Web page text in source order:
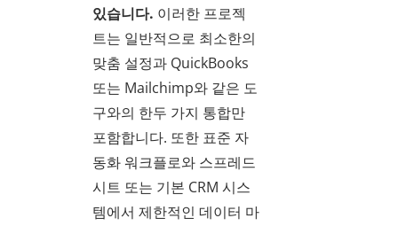
있습니다. 이러한 프로젝
트는 일반적으로 최소한의
맞춤 설정과 QuickBooks
또는 Mailchimp와 같은 도
구와의 한두 가지 통합만
포함합니다. 또한 표준 자
동화 워크플로와 스프레드
시트 또는 기본 CRM 시스
템에서 제한적인 데이터 마